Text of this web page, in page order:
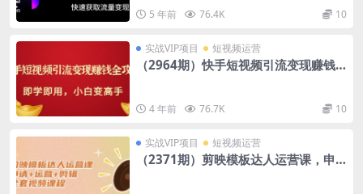
5 年前 76.4K 10
实战VIP项目 短视频运营
（2964期）快手短视频引流变现赚钱
4 年前 76.7K 10
实战VIP项目 短视频运营
（2371期）剪映模板达人运营课，申